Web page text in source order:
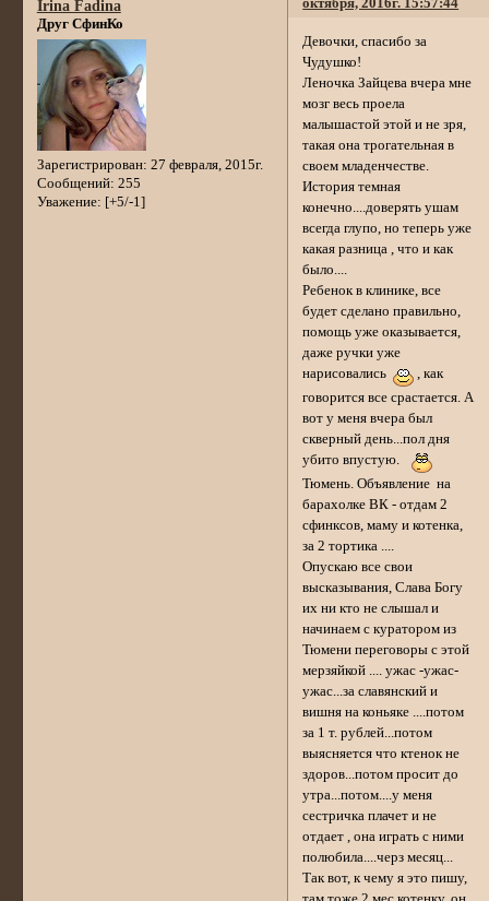
Irina Fadina
Друг СфинКо
Зарегистрирован: 27 февраля, 2015г.
Сообщений: 255
Уважение: [+5/-1]
Девочки, спасибо за
Чудушко!
Леночка Зайцева вчера мне
мозг весь проела
малышастой этой и не зря,
такая она трогательная в
своем младенчестве.
История темная
конечно....доверять ушам
всегда глупо, но теперь уже
какая разница , что и как
было....
Ребенок в клинике, все
будет сделано правильно,
помощь уже оказывается,
даже ручки уже
нарисовались
, как
говорится все срастается. А
вот у меня вчера был
скверный день...пол дня
убито впустую.
Тюмень. Объявление на
барахолке ВК - отдам 2
сфинксов, маму и котенка,
за 2 тортика ....
Опускаю все свои
высказывания, Слава Богу
их ни кто не слышал и
начинаем с куратором из
Тюмени переговоры с этой
мерзяйкой .... ужас -ужас-
ужас...за славянский и
вишня на коньяке ....потом
за 1 т. рублей...потом
выясняется что ктенок не
здоров...потом просит до
утра...потом....у меня
сестричка плачет и не
отдает , она играть с ними
полюбила....черз месяц...
Так вот, к чему я это пишу,